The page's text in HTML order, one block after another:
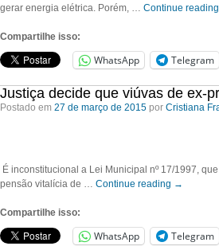
gerar energia elétrica. Porém, … Continue reading
Compartilhe isso:
WhatsApp Telegram
Justiça decide que viúvas de ex-
Postado em 27 de março de 2015 por Cristiana
É inconstitucional a Lei Municipal nº 17/1997,
pensão vitalícia de … Continue reading →
Compartilhe isso:
WhatsApp Telegram